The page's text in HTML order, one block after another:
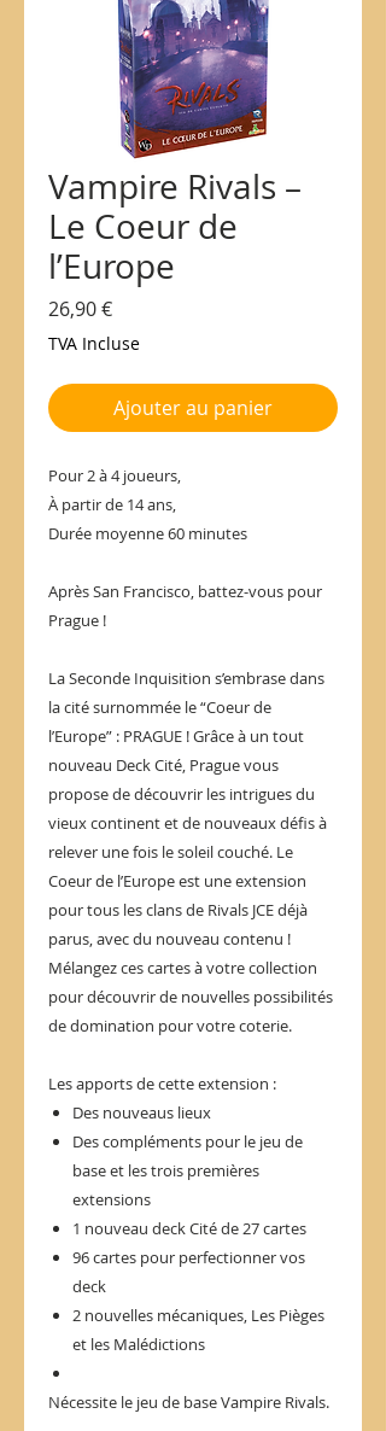
Vampire Rivals –
Le Coeur de
l’Europe
26,90 €Prix
TVA Incluse
Ajouter au panier
Pour 2 à 4 joueurs,
À partir de 14 ans,
Durée moyenne 60 minutes
Après San Francisco, battez-vous pour
Prague !
La Seconde Inquisition s’embrase dans
la cité surnommée le “Coeur de
l’Europe” : PRAGUE ! Grâce à un tout
nouveau Deck Cité, Prague vous
propose de découvrir les intrigues du
vieux continent et de nouveaux défis à
relever une fois le soleil couché. Le
Coeur de l’Europe est une extension
pour tous les clans de Rivals JCE déjà
parus, avec du nouveau contenu !
Mélangez ces cartes à votre collection
pour découvrir de nouvelles possibilités
de domination pour votre coterie.
Les apports de cette extension :
Des nouveaus lieux
Des compléments pour le jeu de
base et les trois premières
extensions
1 nouveau deck Cité de 27 cartes
96 cartes pour perfectionner vos
deck
2 nouvelles mécaniques, Les Pièges
et les Malédictions
Nécessite le jeu de base Vampire Rivals.